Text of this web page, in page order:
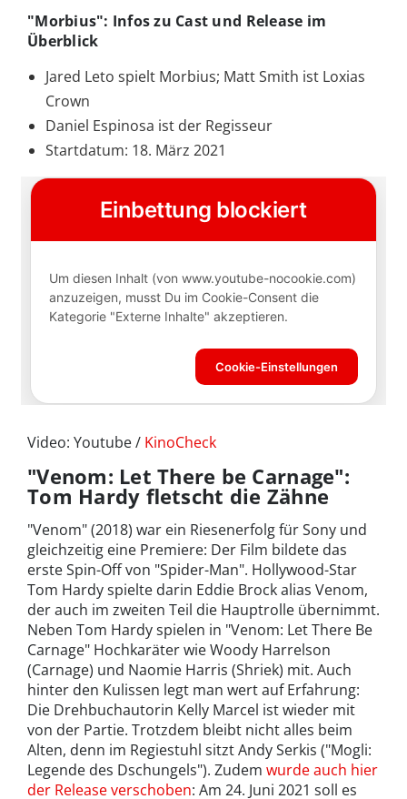
"Morbius": Infos zu Cast und Release im
Überblick
Jared Leto spielt Morbius; Matt Smith ist Loxias
Crown
Daniel Espinosa ist der Regisseur
Startdatum: 18. März 2021
Video: Youtube / KinoCheck
"Venom: Let There be Carnage":
Tom Hardy fletscht die Zähne
"Venom" (2018) war ein Riesenerfolg für Sony und
gleichzeitig eine Premiere: Der Film bildete das
erste Spin-Off von "Spider-Man". Hollywood-Star
Tom Hardy spielte darin Eddie Brock alias Venom,
der auch im zweiten Teil die Hauptrolle übernimmt.
Neben Tom Hardy spielen in "Venom: Let There Be
Carnage" Hochkaräter wie Woody Harrelson
(Carnage) und Naomie Harris (Shriek) mit. Auch
hinter den Kulissen legt man wert auf Erfahrung:
Die Drehbuchautorin Kelly Marcel ist wieder mit
von der Partie. Trotzdem bleibt nicht alles beim
Alten, denn im Regiestuhl sitzt Andy Serkis ("Mogli:
Legende des Dschungels"). Zudem wurde auch hier
der Release verschoben: Am 24. Juni 2021 soll es